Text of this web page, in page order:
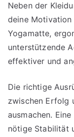
Neben der
deine
Yogamatte,
unterstützende
effektiver und
Die richtige
zwischen Erfolg
ausmachen.
nötige Stabilität